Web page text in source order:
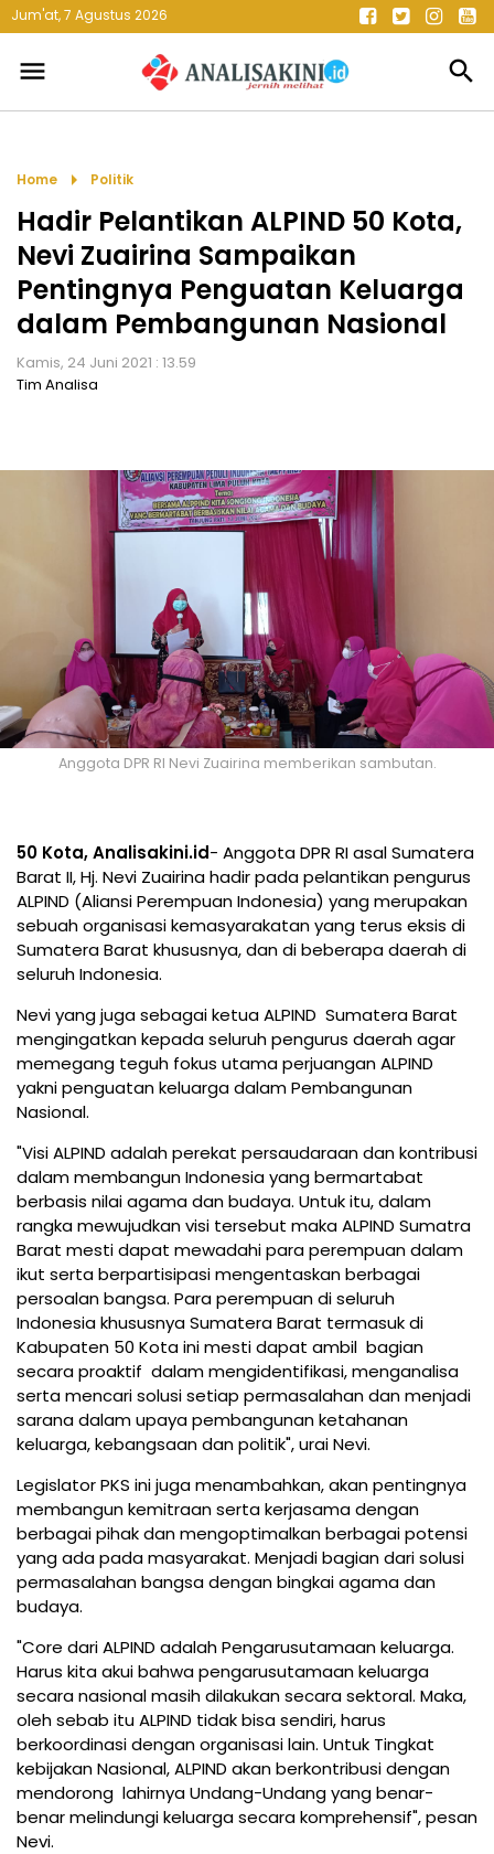
Jum'at, 7 Agustus 2026
menu search
Home arrow_right Politik
Hadir Pelantikan ALPIND 50 Kota,
Nevi Zuairina Sampaikan
Pentingnya Penguatan Keluarga
dalam Pembangunan Nasional
Kamis, 24 Juni 2021 : 13.59
Tim Analisa
Anggota DPR RI Nevi Zuairina memberikan sambutan.
50 Kota, Analisakini.id- Anggota DPR RI asal Sumatera
Barat II, Hj. Nevi Zuairina hadir pada pelantikan pengurus
ALPIND (Aliansi Perempuan Indonesia) yang merupakan
sebuah organisasi kemasyarakatan yang terus eksis di
Sumatera Barat khususnya, dan di beberapa daerah di
seluruh Indonesia.
Nevi yang juga sebagai ketua ALPIND Sumatera Barat
mengingatkan kepada seluruh pengurus daerah agar
memegang teguh fokus utama perjuangan ALPIND
yakni penguatan keluarga dalam Pembangunan
Nasional.
"Visi ALPIND adalah perekat persaudaraan dan kontribusi
dalam membangun Indonesia yang bermartabat
berbasis nilai agama dan budaya. Untuk itu, dalam
rangka mewujudkan visi tersebut maka ALPIND Sumatra
Barat mesti dapat mewadahi para perempuan dalam
ikut serta berpartisipasi mengentaskan berbagai
persoalan bangsa. Para perempuan di seluruh
Indonesia khususnya Sumatera Barat termasuk di
Kabupaten 50 Kota ini mesti dapat ambil bagian
secara proaktif dalam mengidentifikasi, menganalisa
serta mencari solusi setiap permasalahan dan menjadi
sarana dalam upaya pembangunan ketahanan
keluarga, kebangsaan dan politik", urai Nevi.
Legislator PKS ini juga menambahkan, akan pentingnya
membangun kemitraan serta kerjasama dengan
berbagai pihak dan mengoptimalkan berbagai potensi
yang ada pada masyarakat. Menjadi bagian dari solusi
permasalahan bangsa dengan bingkai agama dan
budaya.
"Core dari ALPIND adalah Pengarusutamaan keluarga.
Harus kita akui bahwa pengarusutamaan keluarga
secara nasional masih dilakukan secara sektoral. Maka,
oleh sebab itu ALPIND tidak bisa sendiri, harus
berkoordinasi dengan organisasi lain. Untuk Tingkat
kebijakan Nasional, ALPIND akan berkontribusi dengan
mendorong lahirnya Undang-Undang yang benar-
benar melindungi keluarga secara komprehensif", pesan
Nevi.